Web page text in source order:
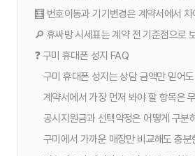
🧮 번호이동과 기기변경은 계약서에서
🔎 휴싸방 시세표는 계약 전 기준점으로
❓ 구미 휴대폰 성지 FAQ
구미 휴대폰 성지는 상담 금액만 믿어
계약서에서 가장 먼저 봐야 할 항목은
공시지원금과 선택약정은 어떻게 구분
구미에서 가까운 매장만 비교해도 충분